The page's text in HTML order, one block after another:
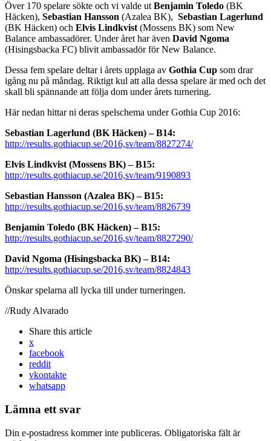
Över 170 spelare sökte och vi valde ut Benjamin Toledo (BK
Häcken), Sebastian Hansson (Azalea BK), Sebastian Lagerlund
(BK Häcken) och Elvis Lindkvist (Mossens BK) som New
Balance ambassadörer. Under året har även David Ngoma
(Hisingsbacka FC) blivit ambassadör för New Balance.
Dessa fem spelare deltar i årets upplaga av Gothia Cup som drar
igång nu på måndag. Riktigt kul att alla dessa spelare är med och det
skall bli spännande att följa dom under årets turnering.
Här nedan hittar ni deras spelschema under Gothia Cup 2016:
Sebastian Lagerlund (BK Häcken) – B14:
http://results.gothiacup.se/2016,sv/team/8827274/
Elvis Lindkvist (Mossens BK) – B15:
http://results.gothiacup.se/2016,sv/team/9190893
Sebastian Hansson (Azalea BK) – B15:
http://results.gothiacup.se/2016,sv/team/8826739
Benjamin Toledo (BK Häcken) – B15:
http://results.gothiacup.se/2016,sv/team/8827290/
David Ngoma (Hisingsbacka BK) – B14:
http://results.gothiacup.se/2016,sv/team/8824843
Önskar spelarna all lycka till under turneringen.
//Rudy Alvarado
Share this article
x
facebook
reddit
vkontakte
whatsapp
Lämna ett svar
Din e-postadress kommer inte publiceras. Obligatoriska fält är